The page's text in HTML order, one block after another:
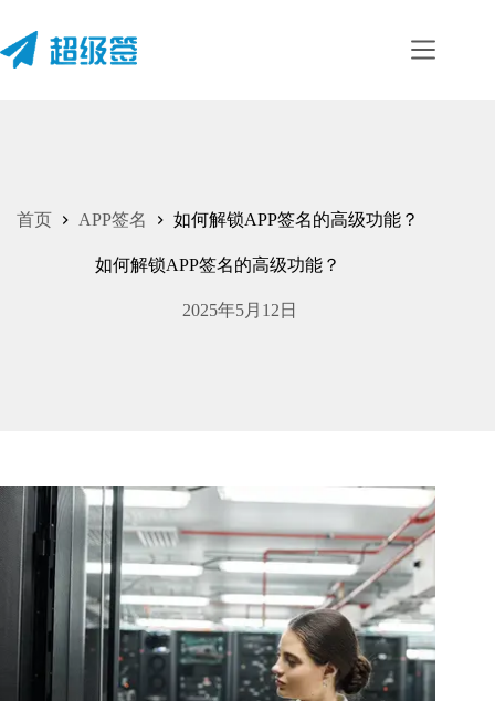
内
首页 APP签名 如何解锁APP签名的高级功能？
如何解锁APP签名的高级功能？
2025年5月12日